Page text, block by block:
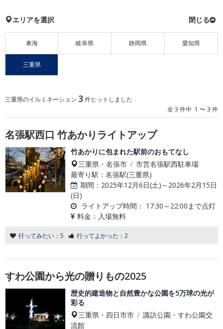
エリアを選択
東海 岐阜県 静岡県 愛知県
三重県
三重県のイルミネーション 3 件ヒットしました
全 3 件中 1 〜 3 件
名張駅西口 竹あかりライトアップ
竹あかりに包まれた駅前のおもてなし
三重県・名張市 / 市営名張駅西駐車場
最寄り駅：名張駅(三重県)
期間： 2025年12月6日(土)～2026年2月15日
(日)
ライトアップ時間： 17:30～22:00まで点灯
料金： 入場無料
行ってみたい： 5 行ってよかった： 2
すわ公園から光の贈りもの2025
歴史的建造物と自然豊かな公園を5万球の光が
彩る
三重県・四日市市 / 諏訪公園・すわ公園交
流館